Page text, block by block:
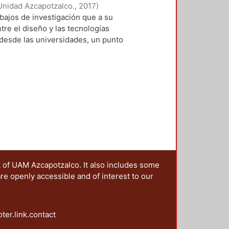
enlaza directamen¬te la
puesta en práctica de
aulas, Marco Ferruzca
revitalizar y mejorar la
para profundizar en
soluciones. En los dos últimos
lo largo del cuarto, Itzel Sainz
electrónica, cuyo proceso
respecto a los actores
de la comunicación gráfica
Azcapotzalco., 2017)
Adrián;Lopez-Martinez,
Ramsses;Sainz, Itzel;Zafra
de investigación que a su
el diseño y las tecnologías
las universidades, un punto
Jornada”, dirigido por la Mtra.
de Ramses Román
López y un servidor; el
más objetivos que los
UAM Azcapotzalco. It also includes some
openly accessible and of interest to our